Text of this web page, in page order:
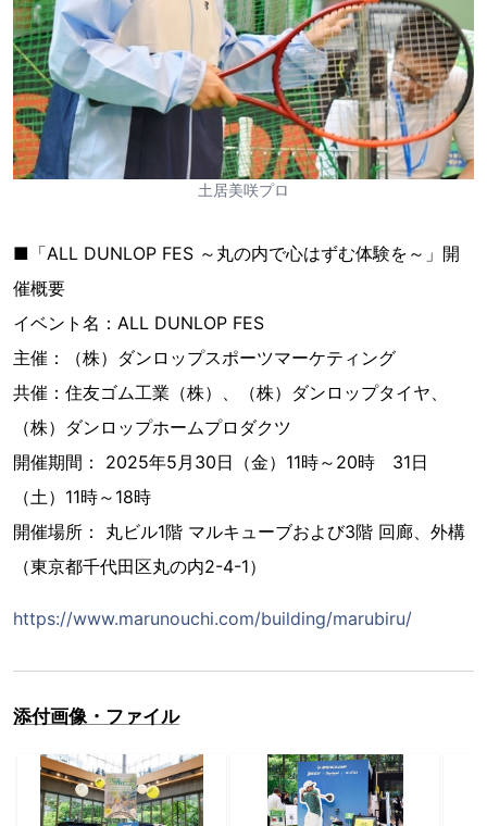
土居美咲プロ
■「ALL DUNLOP FES ～丸の内で心はずむ体験を～」開
催概要
イベント名：ALL DUNLOP FES
主催：（株）ダンロップスポーツマーケティング
共催：住友ゴム工業（株）、（株）ダンロップタイヤ、
（株）ダンロップホームプロダクツ
開催期間： 2025年5月30日（金）11時～20時 31日
（土）11時～18時
開催場所： 丸ビル1階 マルキューブおよび3階 回廊、外構
（東京都千代田区丸の内2-4-1）
https://www.marunouchi.com/building/marubiru/
添付画像・ファイル